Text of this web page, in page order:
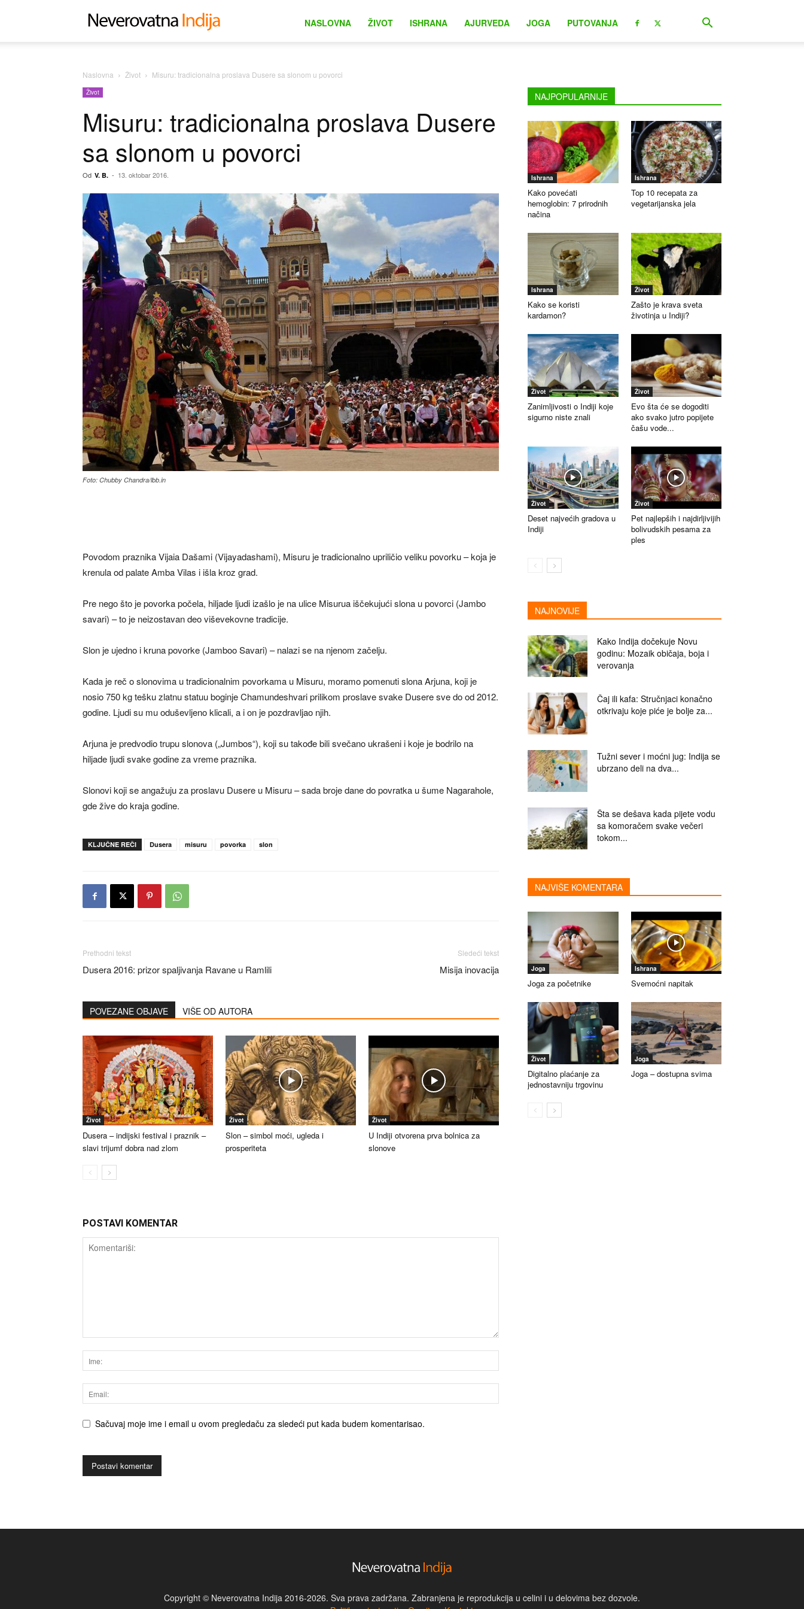
NASLOVNA ŽIVOT ISHRANA AJURVEDA JOGA PUTOVANJA
Naslovna Život Misuru: tradicionalna proslava Dusere sa slonom u povorci
Život
Misuru: tradicionalna proslava Dusere
sa slonom u povorci
Od V. B. - 13. oktobar 2016.
Foto: Chubby Chandra/lbb.in
Povodom praznika Vijaia Dašami (Vijayadashami), Misuru je tradicionalno upriličio veliku povorku – koja je
krenula od palate Amba Vilas i išla kroz grad.
Pre nego što je povorka počela, hiljade ljudi izašlo je na ulice Misurua iščekujući slona u povorci (Jambo
savari) – to je neizostavan deo viševekovne tradicije.
Slon je ujedno i kruna povorke (Jamboo Savari) – nalazi se na njenom začelju.
Kada je reč o slonovima u tradicionalnim povorkama u Misuru, moramo pomenuti slona Arjuna, koji je
nosio 750 kg tešku zlatnu statuu boginje Chamundeshvari prilikom proslave svake Dusere sve do od 2012.
godine. Ljudi su mu oduševljeno klicali, a i on je pozdravljao njih.
Arjuna je predvodio trupu slonova („Jumbos“), koji su takođe bili svečano ukrašeni i koje je bodrilo na
hiljade ljudi svake godine za vreme praznika.
Slonovi koji se angažuju za proslavu Dusere u Misuru – sada broje dane do povratka u šume Nagarahole,
gde žive do kraja godine.
KLJUČNE REČI Dusera misuru povorka slon
Prethodni tekst
Dusera 2016: prizor spaljivanja Ravane u Ramlili
Sledeći tekst
Misija inovacija
POVEZANE OBJAVE VIŠE OD AUTORA
Život
Dusera – indijski festival i praznik –
slavi trijumf dobra nad zlom
Život
Slon – simbol moći, ugleda i
prosperiteta
Život
U Indiji otvorena prva bolnica za
slonove
POSTAVI KOMENTAR
Sačuvaj moje ime i email u ovom pregledaču za sledeći put kada budem komentarisao.
NAJPOPULARNIJE
Ishrana
Kako povećati
hemoglobin: 7 prirodnih
načina
Ishrana
Top 10 recepata za
vegetarijanska jela
Ishrana
Kako se koristi
kardamon?
Život
Zašto je krava sveta
životinja u Indiji?
Život
Zanimljivosti o Indiji koje
sigurno niste znali
Život
Evo šta će se dogoditi
ako svako jutro popijete
čašu vode...
Život
Deset najvećih gradova u
Indiji
Život
Pet najlepših i najdirljivijih
bolivudskih pesama za
ples
NAJNOVIJE
Kako Indija dočekuje Novu
godinu: Mozaik običaja, boja i
verovanja
Čaj ili kafa: Stručnjaci konačno
otkrivaju koje piće je bolje za...
Tužni sever i moćni jug: Indija se
ubrzano deli na dva...
Šta se dešava kada pijete vodu
sa komoračem svake večeri
tokom...
NAJVIŠE KOMENTARA
Joga
Joga za početnike
Ishrana
Svemoćni napitak
Život
Digitalno plaćanje za
jednostavniju trgovinu
Joga
Joga – dostupna svima
Copyright © Neverovatna Indija 2016-2026. Sva prava zadržana. Zabranjena je reprodukcija u celini i u delovima bez dozvole.